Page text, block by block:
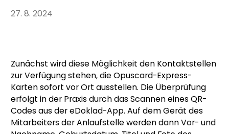
27. 8. 2024
Zunächst wird diese Möglichkeit den Kontaktstellen
zur Verfügung stehen, die Opuscard-Express-
Karten sofort vor Ort ausstellen. Die Überprüfung
erfolgt in der Praxis durch das Scannen eines QR-
Codes aus der eDoklad-App. Auf dem Gerät des
Mitarbeiters der Anlaufstelle werden dann Vor- und